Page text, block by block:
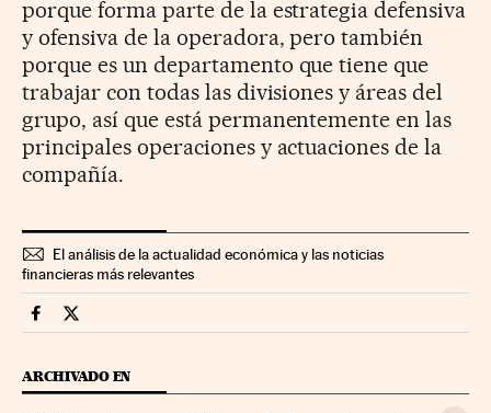
porque forma parte de la estrategia defensiva
y ofensiva de la operadora, pero también
porque es un departamento que tiene que
trabajar con todas las divisiones y áreas del
grupo, así que está permanentemente en las
principales operaciones y actuaciones de la
compañía.
El análisis de la actualidad económica y las noticias
financieras más relevantes
Companias Cinco Días en Facebook
Companias Cinco Días en Twitter
ARCHIVADO EN